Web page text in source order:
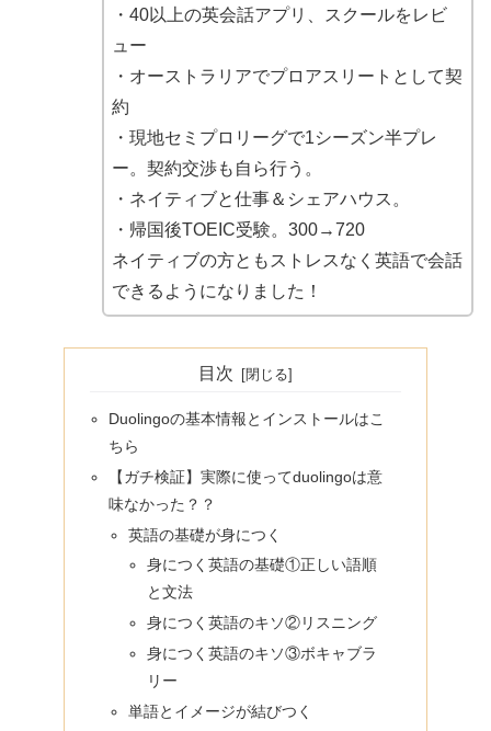
・40以上の英会話アプリ、スクールをレビ
ュー
・オーストラリアでプロアスリートとして契
約
・現地セミプロリーグで1シーズン半プレ
ー。契約交渉も自ら行う。
・ネイティブと仕事＆シェアハウス。
・帰国後TOEIC受験。300→720
ネイティブの方ともストレスなく英語で会話
できるようになりました！
目次
Duolingoの基本情報とインストールはこ
ちら
【ガチ検証】実際に使ってduolingoは意
味なかった？？
英語の基礎が身につく
身につく英語の基礎①正しい語順
と文法
身につく英語のキソ②リスニング
身につく英語のキソ③ボキャブラ
リー
単語とイメージが結びつく